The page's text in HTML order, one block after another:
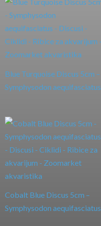
Blue Turquoise Discus 5cm –
Symphysodon aequifasciatus
Cobalt Blue Discus 5cm –
Symphysodon aequifasciatus